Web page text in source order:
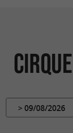
Cirque
> 09/08/2026